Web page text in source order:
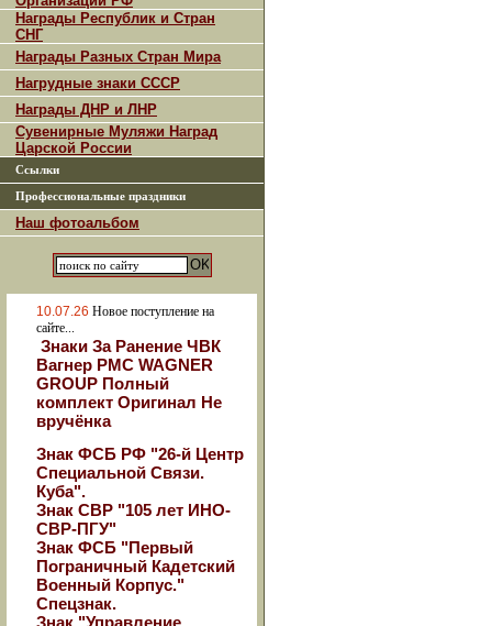
Награды Республик и Стран
СНГ
Награды Разных Стран Мира
Нагрудные знаки СССР
Награды ДНР и ЛНР
Сувенирные Муляжи Наград
Царской России
Ссылки
Профессиональные праздники
Наш фотоальбом
10.07.26 Новое поступление на
сайте...
Знаки За Ранение ЧВК
Вагнер РМС WAGNER
GROUP Полный
комплект Оригинал Не
вручёнка
Знак ФСБ РФ "26-й Центр
Специальной Связи.
Куба".
Знак СВР "105 лет ИНО-
СВР-ПГУ"
Знак ФСБ "Первый
Пограничный Кадетский
Военный Корпус."
Спецзнак.
Знак "Управление